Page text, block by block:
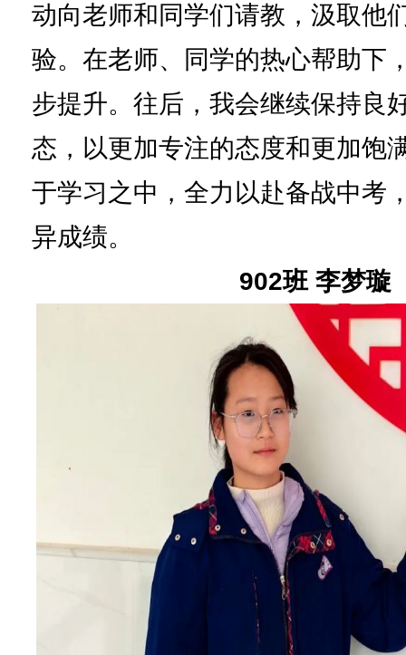
动向老师和同学们请教，汲取他
验。在老师、同学的热心帮助下
步提升。往后，我会继续保持良
态，以更加专注的态度和更加饱
于学习之中，全力以赴备战中考
异成绩。
902班 李梦璇